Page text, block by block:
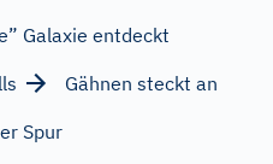
Galaxie entdeckt
Gähnen steckt an
Spur